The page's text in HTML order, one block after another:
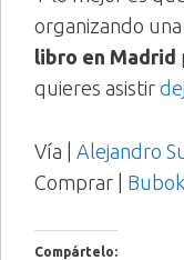
organizando una
libro en Madrid
quieres asistir
Vía | Alejandro
Comprar | Bubok
Compártelo: